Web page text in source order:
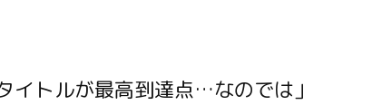
イトルが最高到達点…なのでは」